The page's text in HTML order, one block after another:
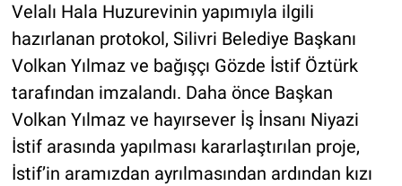
Velalı Hala Huzurevinin yapımıyla ilgili
hazırlanan protokol, Silivri Belediye Başkanı
Volkan Yılmaz ve bağışçı Gözde İstif Öztürk
tarafından imzalandı. Daha önce Başkan
Volkan Yılmaz ve hayırsever İş İnsanı Niyazi
İstif arasında yapılması kararlaştırılan proje,
İstif’in aramızdan ayrılmasından ardından kızı